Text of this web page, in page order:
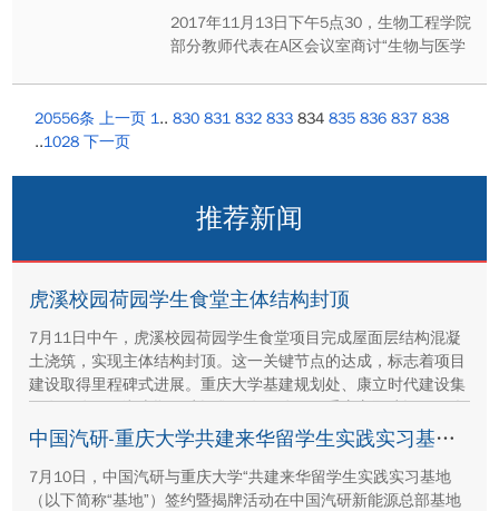
2017年11月13日下午5点30，生物工程学院
部分教师代表在A区会议室商讨“生物与医学
为学院向外展示科研实力和育人实效的一个
20556条 上一页 1..830 831 832 833 834 835 836 837 838
..1028 下一页
推荐新闻
虎溪校园荷园学生食堂主体结构封顶
7月11日中午，虎溪校园荷园学生食堂项目完成屋面层结构混凝
土浇筑，实现主体结构封顶。这一关键节点的达成，标志着项目
建设取得里程碑式进展。重庆大学基建规划处、康立时代建设集
团有限公司、湖南顺天建设集团有限公司、重庆方郡建设工程咨
询有限公司等参建单位代表现场参与封顶仪式。
中国汽研-重庆大学共建来华留学生实践实习基地签约暨揭牌活动举行
7月10日，中国汽研与重庆大学“共建来华留学生实践实习基地
（以下简称“基地”）签约暨揭牌活动在中国汽研新能源总部基地